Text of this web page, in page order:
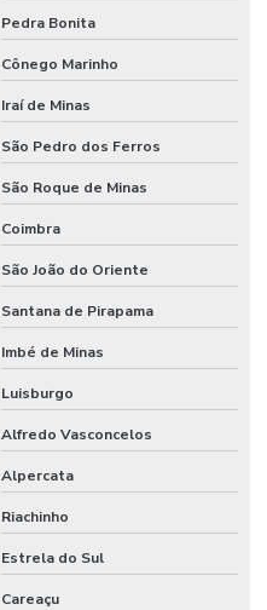
Pedra Bonita
Cônego Marinho
Iraí de Minas
São Pedro dos Ferros
São Roque de Minas
Coimbra
São João do Oriente
Santana de Pirapama
Imbé de Minas
Luisburgo
Alfredo Vasconcelos
Alpercata
Riachinho
Estrela do Sul
Careaçu